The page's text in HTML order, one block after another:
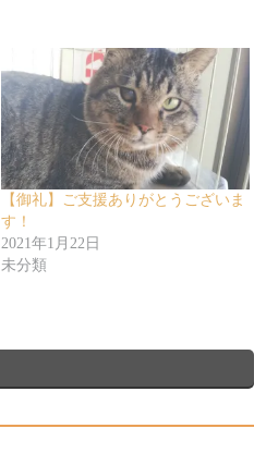
【御礼】ご支援ありがとうございま
す！
2021年1月22日
未分類